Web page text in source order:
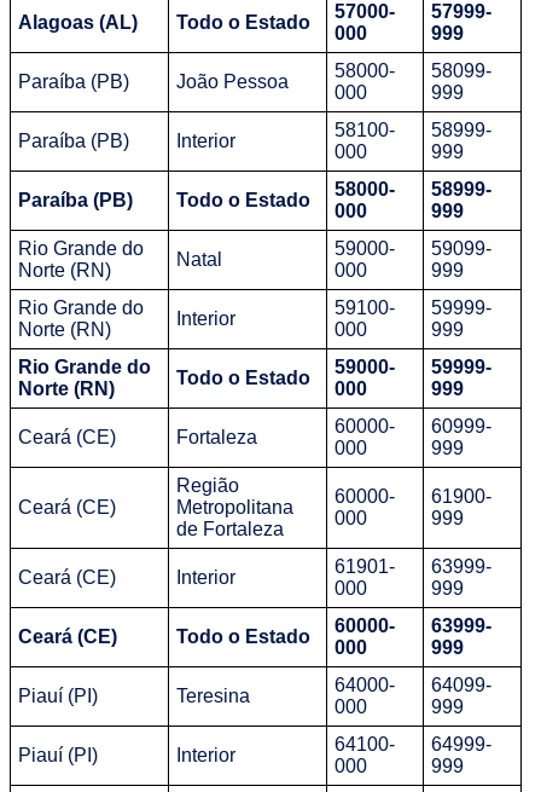
Alagoas (AL) Todo o Estado
57000-
000
57999-
999
Paraíba (PB) João Pessoa
58000-
000
58099-
999
Paraíba (PB) Interior
58100-
000
58999-
999
Paraíba (PB) Todo o Estado
58000-
000
58999-
999
Rio Grande do
Norte (RN)
Natal
59000-
000
59099-
999
Rio Grande do
Norte (RN)
Interior
59100-
000
59999-
999
Rio Grande do
Norte (RN)
Todo o Estado
59000-
000
59999-
999
Ceará (CE) Fortaleza
60000-
000
60999-
999
Ceará (CE)
Região
Metropolitana
de Fortaleza
60000-
000
61900-
999
Ceará (CE) Interior
61901-
000
63999-
999
Ceará (CE) Todo o Estado
60000-
000
63999-
999
Piauí (PI) Teresina
64000-
000
64099-
999
Piauí (PI) Interior
64100-
000
64999-
999